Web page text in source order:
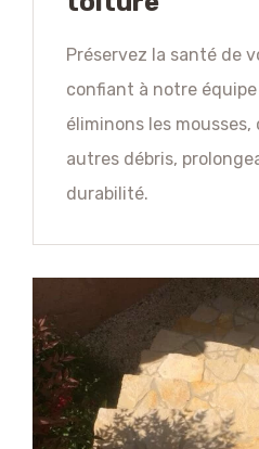
Préservez la santé de
confiant à notre
éliminons les
autres débris,
durabilité.